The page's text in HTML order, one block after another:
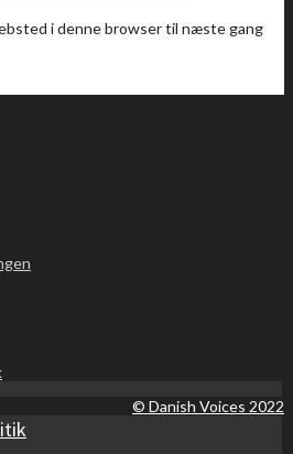
i denne browser til næste gang
© Danish Voices 2022